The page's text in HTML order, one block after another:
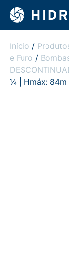
Início /
e Furo /
¼ | Hmáx: 84m